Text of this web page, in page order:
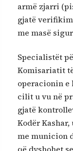
armë zjarri
gjatë
me masë
Specialistët
Komisariatit
operacionin e
cilit u vu në
gjatë
Kodër
me municion
që dyshohet